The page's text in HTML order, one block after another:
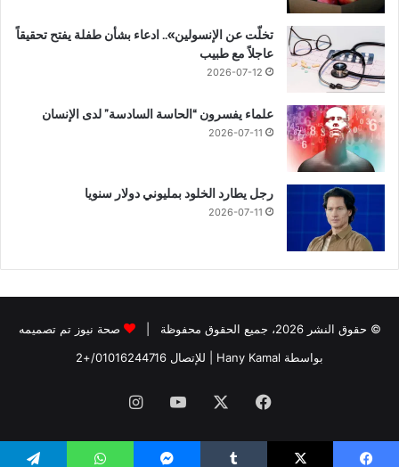
تخلّت عن الإنسولين».. ادعاء بشأن طفلة يفتح تحقيقاً
عاجلاً مع طبيب
2026-07-12
علماء يفسرون “الحاسة السادسة” لدى الإنسان
2026-07-11
رجل يطارد الخلود بمليوني دولار سنويا
2026-07-11
© حقوق النشر 2026، جميع الحقوق محفوظة |
صحة نيوز تم تصميمه
بواسطة Hany Kamal
| للإتصال 01016244716/+2
فيسبوك ‫YouTube